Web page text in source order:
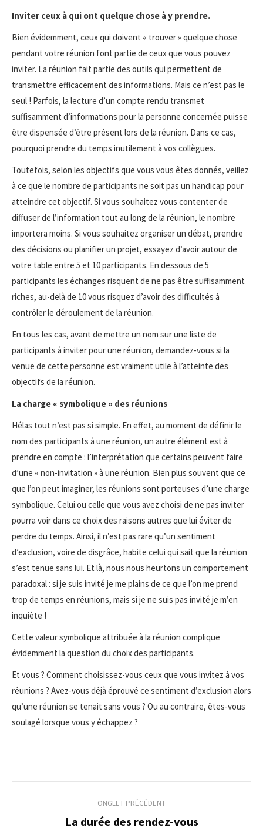
Inviter ceux à qui ont quelque chose à y prendre.
Bien évidemment, ceux qui doivent « trouver » quelque chose
pendant votre réunion font partie de ceux que vous pouvez
inviter. La réunion fait partie des outils qui permettent de
transmettre efficacement des informations. Mais ce n’est pas le
seul ! Parfois, la lecture d’un compte rendu transmet
suffisamment d’informations pour la personne concernée puisse
être dispensée d’être présent lors de la réunion. Dans ce cas,
pourquoi prendre du temps inutilement à vos collègues.
Toutefois, selon les objectifs que vous vous êtes donnés, veillez
à ce que le nombre de participants ne soit pas un handicap pour
atteindre cet objectif. Si vous souhaitez vous contenter de
diffuser de l’information tout au long de la réunion, le nombre
importera moins. Si vous souhaitez organiser un débat, prendre
des décisions ou planifier un projet, essayez d’avoir autour de
votre table entre 5 et 10 participants. En dessous de 5
participants les échanges risquent de ne pas être suffisamment
riches, au-delà de 10 vous risquez d’avoir des difficultés à
contrôler le déroulement de la réunion.
En tous les cas, avant de mettre un nom sur une liste de
participants à inviter pour une réunion, demandez-vous si la
venue de cette personne est vraiment utile à l’atteinte des
objectifs de la réunion.
La charge « symbolique » des réunions
Hélas tout n’est pas si simple. En effet, au moment de définir le
nom des participants à une réunion, un autre élément est à
prendre en compte : l’interprétation que certains peuvent faire
d’une « non-invitation » à une réunion. Bien plus souvent que ce
que l’on peut imaginer, les réunions sont porteuses d’une charge
symbolique. Celui ou celle que vous avez choisi de ne pas inviter
pourra voir dans ce choix des raisons autres que lui éviter de
perdre du temps. Ainsi, il n’est pas rare qu’un sentiment
d’exclusion, voire de disgrâce, habite celui qui sait que la réunion
s’est tenue sans lui. Et là, nous nous heurtons un comportement
paradoxal : si je suis invité je me plains de ce que l’on me prend
trop de temps en réunions, mais si je ne suis pas invité je m’en
inquiète !
Cette valeur symbolique attribuée à la réunion complique
évidemment la question du choix des participants.
Et vous ? Comment choisissez-vous ceux que vous invitez à vos
réunions ? Avez-vous déjà éprouvé ce sentiment d’exclusion alors
qu’une réunion se tenait sans vous ? Ou au contraire, êtes-vous
soulagé lorsque vous y échappez ?
ONGLET PRÉCÉDENT
Onglet
La durée des rendez-vous